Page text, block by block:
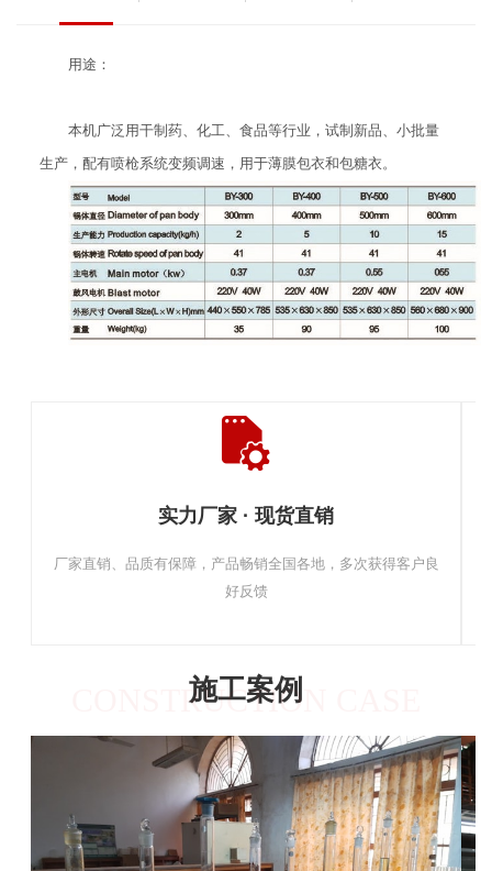
用途：
本机广泛用干制药、化工、食品等行业，试制新品、小批量
生产，配有喷枪系统变频调速，用于薄膜包衣和包糖衣。
实力厂家 · 现货直销
厂家直销、品质有保障，产品畅销全国各地，多次获得客户良
好反馈
施工案例
CONSTRUCTION CASE